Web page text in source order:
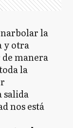
la
y otra
manera
la
salida
nos está